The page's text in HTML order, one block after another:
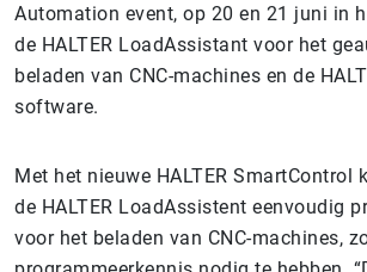
Automation event, op 20 en 21 juni in
de HALTER LoadAssistant voor het
beladen van CNC-machines en de
software.
Met het nieuwe HALTER SmartControl
de HALTER LoadAssistent eenvoudig
voor het beladen van CNC-machines,